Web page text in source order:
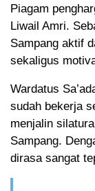
Piagam
Liwail Amri.
Sampang aktif
sekaligus
Wardatus
sudah bekerja
menjalin
Sampang.
dirasa sangat